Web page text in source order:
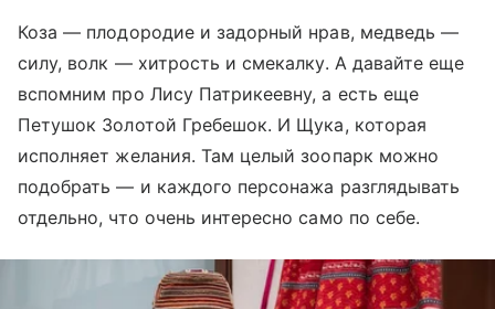
Коза — плодородие и задорный нрав, медведь —
силу, волк — хитрость и смекалку. А давайте еще
вспомним про Лису Патрикеевну, а есть еще
Петушок Золотой Гребешок. И Щука, которая
исполняет желания. Там целый зоопарк можно
подобрать — и каждого персонажа разглядывать
отдельно, что очень интересно само по себе.